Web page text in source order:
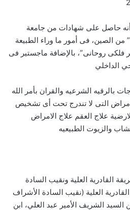
أنه حاصل على شهادات من جامعة
الصين، فى أمور ما وراء الطبيعة
فلكى روحانى”، بالإضافة ماجستير فى
الداخلي
بالرقيه الشرعيه والقران بأمر الله
التى لا تندرج تحت أى تشخيص
علاج العقم علاج الامراض
والزيوت الطبيعيه
القادرية العلية ونقيب السادة
العلية (نقيب السادة الأشراف
السيد الشريف الأمير عبد العلي، ابن